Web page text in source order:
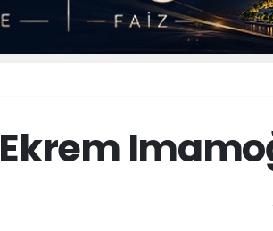
Ekrem